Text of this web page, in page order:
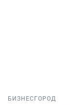
БИЗНЕС ГОРОД